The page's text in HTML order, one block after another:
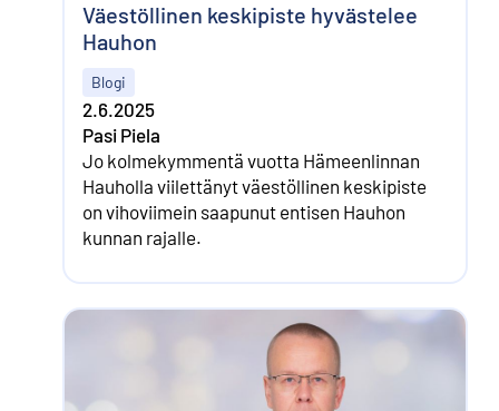
Väestöllinen keskipiste hyvästelee
Hauhon
Blogi
2.6.2025
Pasi Piela
Jo kolmekymmentä vuotta Hämeenlinnan
Hauholla viilettänyt väestöllinen keskipiste
on vihoviimein saapunut entisen Hauhon
kunnan rajalle.